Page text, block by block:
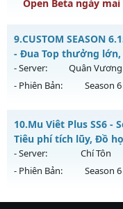
Kiểu reset: Reset In
Antihack: GameGuard
Open Beta ngày mai
Mu mới ra tháng 08
ngày 10/08/2626
Exp: 150x - Drop: 10%
Thể loại: Mu Nguyên
Antihack: IGMU.DEV
9.CUSTOM SEASON
- Đua Top thưởng lớn,
- Server: Quân Vương
- Phiên Bản:
Season 6
CUSTOM SEASON
Mu mới ra tháng 08
13h ngày 05/08/2626
Exp: 9999x - Drop: 90%
10.Mu Viêt Plus SS6 -
Tiêu phí tích lũy, Đồ
- Server: Chí Tôn
- Phiên Bản:
Season 6
Mu Viêt Plus SS6 -